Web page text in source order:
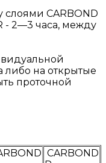
CARBOND
- 2—3 часа, между
либо на открытые
проточной
CARBOND